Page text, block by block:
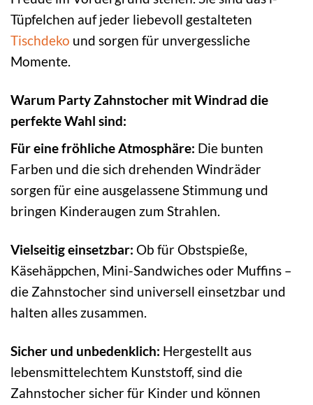
Tüpfelchen auf jeder liebevoll gestalteten
Tischdeko und sorgen für unvergessliche
Momente.
Warum Party Zahnstocher mit Windrad die
perfekte Wahl sind:
Für eine fröhliche Atmosphäre: Die bunten
Farben und die sich drehenden Windräder
sorgen für eine ausgelassene Stimmung und
bringen Kinderaugen zum Strahlen.
Vielseitig einsetzbar: Ob für Obstspieße,
Käsehäppchen, Mini-Sandwiches oder Muffins –
die Zahnstocher sind universell einsetzbar und
halten alles zusammen.
Sicher und unbedenklich: Hergestellt aus
lebensmittelechtem Kunststoff, sind die
Zahnstocher sicher für Kinder und können